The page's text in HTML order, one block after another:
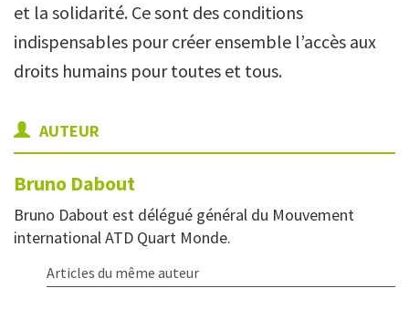
et la solidarité. Ce sont des conditions
indispensables pour créer ensemble l’accès aux
droits humains pour toutes et tous.
AUTEUR
Bruno Dabout
Bruno Dabout est délégué général du Mouvement
international ATD Quart Monde.
Articles du même auteur